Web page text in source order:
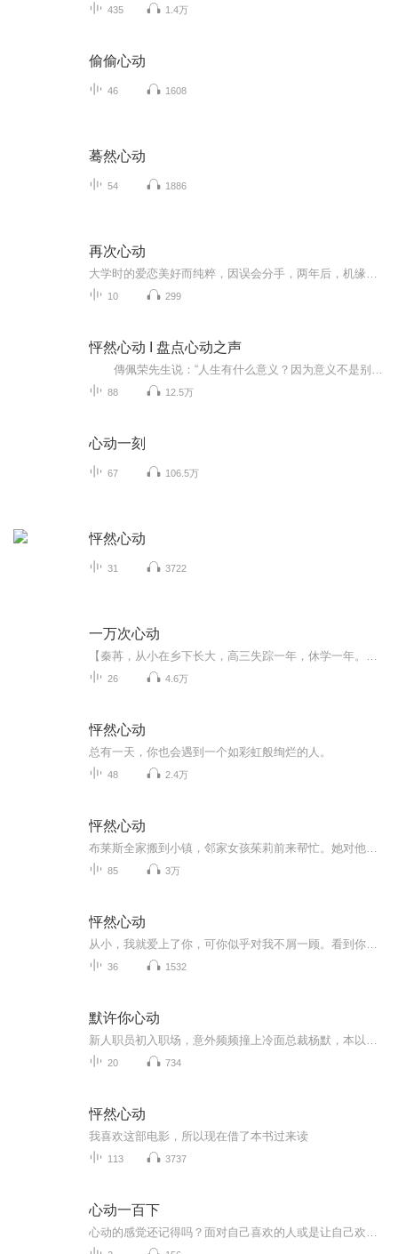
435 1.4万
偷偷心动
46 1608
蓦然心动
54 1886
再次心动
10 299
怦然心动 I 盘点心动之声
88 12.5万
心动一刻
67 106.5万
怦然心动
31 3722
一万次心动
26 4.6万
怦然心动
总有一天，你也会遇到一个如彩虹般绚烂的人。
48 2.4万
怦然心动
85 3万
怦然心动
36 1532
默许你心动
20 734
怦然心动
我喜欢这部电影，所以现在借了本书过来读
113 3737
心动一百下